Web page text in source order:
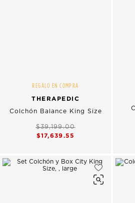
REGALO EN COMPRA
THERAPEDIC
Colchón Balance King Size
$39,199.00
$17,639.55